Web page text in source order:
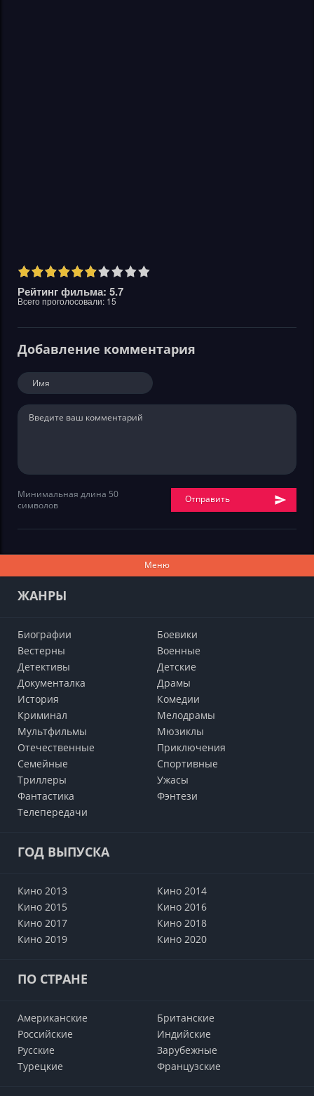
Рейтинг фильма: 5.7
Всего проголосовали: 15
Добавление комментария
Минимальная длина 50
символов
Отправить
Меню
ЖАНРЫ
Биографии
Боевики
Вестерны
Военные
Детективы
Детские
Документалка
Драмы
История
Комедии
Криминал
Мелодрамы
Мультфильмы
Мюзиклы
Отечественные
Приключения
Семейные
Cпортивные
Триллеры
Ужасы
Фантастика
Фэнтези
Телепередачи
ГОД ВЫПУСКА
Кино 2013
Кино 2014
Кино 2015
Кино 2016
Кино 2017
Кино 2018
Кино 2019
Кино 2020
ПО СТРАНЕ
Американские
Британские
Российские
Индийские
Русские
Зарубежные
Турецкие
Французские